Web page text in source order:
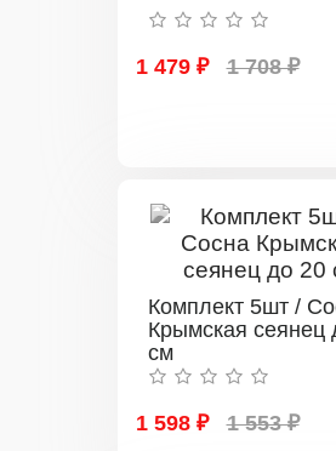
1 479 ₽ 1 708 ₽
Комплект 5шт /
Крымская сеянец
см
1 598 ₽ 1 553 ₽